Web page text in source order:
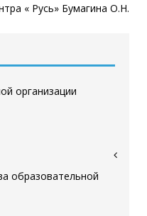
« Русь» Бумагина О.Н.
организации
образовательной